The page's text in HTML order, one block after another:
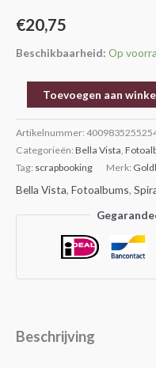
€20,75
Beschikbaarheid: Op
aantal
Toevoegen aan
Artikelnummer:
Categorieën: Bella Vista
Tag: scrapbooking Merk:
Bella Vista, Fotoalbums,
Beschrijving